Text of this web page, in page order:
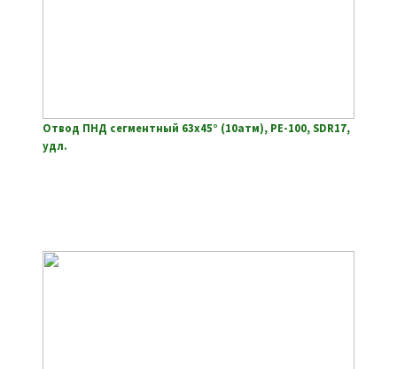
Отвод ПНД сегментный 63х45° (10атм), РЕ-100, SDR17,
удл.